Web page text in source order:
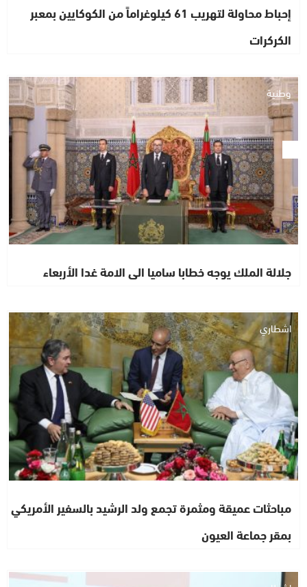
إحباط محاولة لتهريب 61 كيلوغراماً من الكوكايين بمعبر
الكركرات
وطنية
جلالة الملك يوجه خطابا ساميا الى الامة غدا الأربعاء
اشطاري
مباحثات عميقة ومثمرة تجمع ولد الرشيد بالسفير الأمريكي
بمقر جماعة العيون